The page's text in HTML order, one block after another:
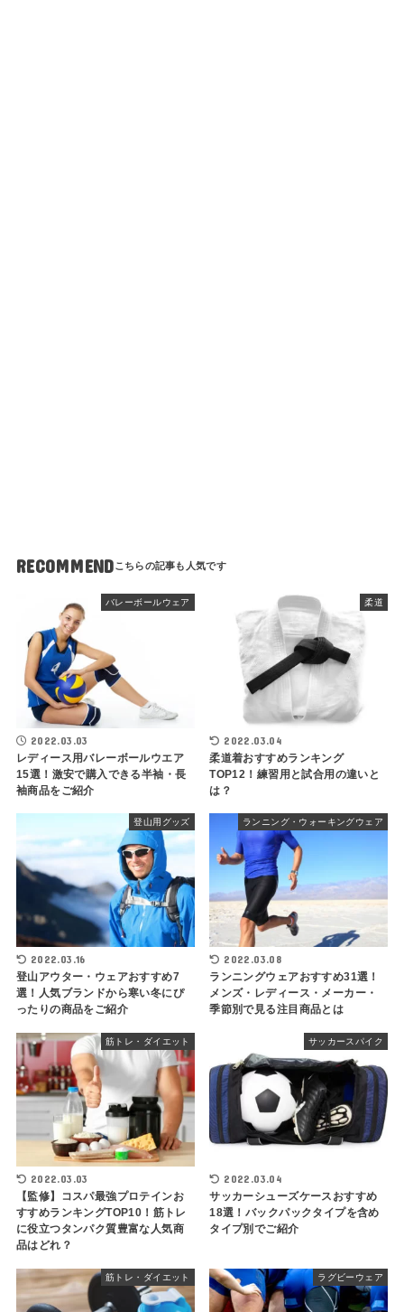
RECOMMEND
バレーボールウェア
2022.03.03
レディース用バレーボールウエア
15選！激安で購入できる半袖・長
袖商品をご紹介
柔道
2022.03.04
柔道着おすすめランキング
TOP12！練習用と試合用の違いと
は？
登山用グッズ
2022.03.16
登山アウター・ウェアおすすめ7
選！人気ブランドから寒い冬にぴ
ったりの商品をご紹介
ランニング・ウォーキングウェア
2022.03.08
ランニングウェアおすすめ31選！
メンズ・レディース・メーカー・
季節別で見る注目商品とは
筋トレ・ダイエット
2022.03.03
【監修】コスパ最強プロテインお
すすめランキングTOP10！筋トレ
に役立つタンパク質豊富な人気商
品はどれ？
サッカースパイク
2022.03.04
サッカーシューズケースおすすめ
18選！バックパックタイプを含め
タイプ別でご紹介
筋トレ・ダイエット ラグビーウェア